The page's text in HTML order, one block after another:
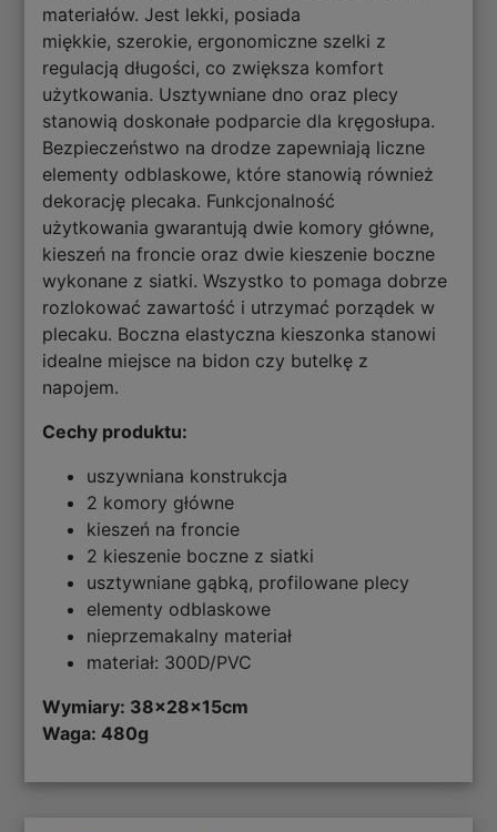
materiałów. Jest lekki, posiada
miękkie, szerokie, ergonomiczne szelki z
regulacją długości, co zwiększa komfort
użytkowania. Usztywniane dno oraz plecy
stanowią doskonałe podparcie dla kręgosłupa.
Bezpieczeństwo na drodze zapewniają liczne
elementy odblaskowe, które stanowią również
dekorację plecaka. Funkcjonalność
użytkowania gwarantują dwie komory główne,
kieszeń na froncie oraz dwie kieszenie boczne
wykonane z siatki. Wszystko to pomaga dobrze
rozlokować zawartość i utrzymać porządek w
plecaku. Boczna elastyczna kieszonka stanowi
idealne miejsce na bidon czy butelkę z
napojem.
Cechy produktu:
uszywniana konstrukcja
2 komory główne
kieszeń na froncie
2 kieszenie boczne z siatki
usztywniane gąbką, profilowane plecy
elementy odblaskowe
nieprzemakalny materiał
materiał: 300D/PVC
Wymiary: 38x28x15cm
Waga: 480g